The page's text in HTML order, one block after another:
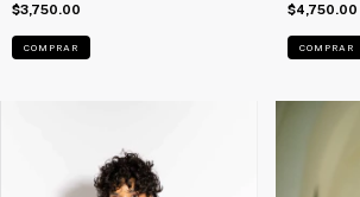
$3,750.00
COMPRAR
$4,750.00
COMPRAR